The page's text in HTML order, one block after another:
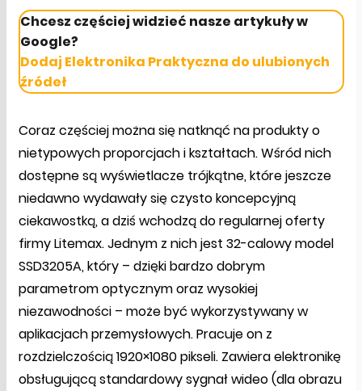
Chcesz częściej widzieć nasze artykuły w
Google?
Dodaj Elektronika Praktyczna do ulubionych
źródeł
Coraz częściej można się natknąć na produkty o
nietypowych proporcjach i kształtach. Wśród nich
dostępne są wyświetlacze trójkątne, które jeszcze
niedawno wydawały się czysto koncepcyjną
ciekawostką, a dziś wchodzą do regularnej oferty
firmy Litemax. Jednym z nich jest 32-calowy model
SSD3205A, który – dzięki bardzo dobrym
parametrom optycznym oraz wysokiej
niezawodności – może być wykorzystywany w
aplikacjach przemysłowych. Pracuje on z
rozdzielczością 1920×1080 pikseli. Zawiera elektronikę
obsługującą standardowy sygnał wideo (dla obrazu